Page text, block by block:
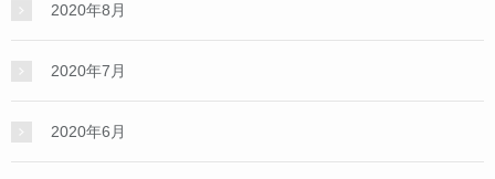
2020年8月
2020年7月
2020年6月